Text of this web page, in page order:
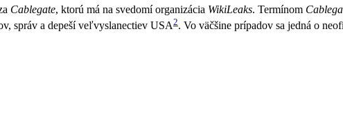
Cablegate, ktorú má na svedomí organizácia WikiLeaks. Termínom
správ a depeší veľvyslanectiev USA2. Vo väčšine prípadov sa jedná o